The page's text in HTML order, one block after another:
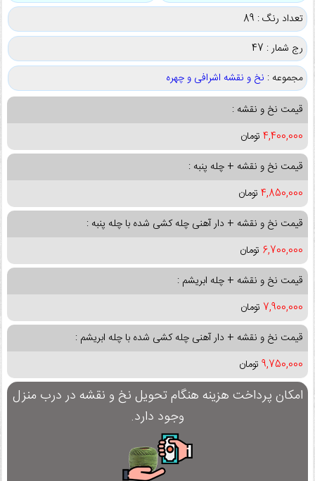
تعداد رنگ : 89
رج شمار : 47
مجموعه : نخ و نقشه اشرافی و چهره
قیمت نخ و نقشه :
4,400,000 تومان
قیمت نخ و نقشه + چله پنبه :
4,850,000 تومان
قیمت نخ و نقشه + دار آهنی چله کشی شده با چله پنبه :
6,700,000 تومان
قیمت نخ و نقشه + چله ابریشم :
7,900,000 تومان
قیمت نخ و نقشه + دار آهنی چله کشی شده با چله ابریشم :
9,750,000 تومان
امکان پرداخت هزینه هنگام تحویل نخ و نقشه در درب منزل
وجود دارد.